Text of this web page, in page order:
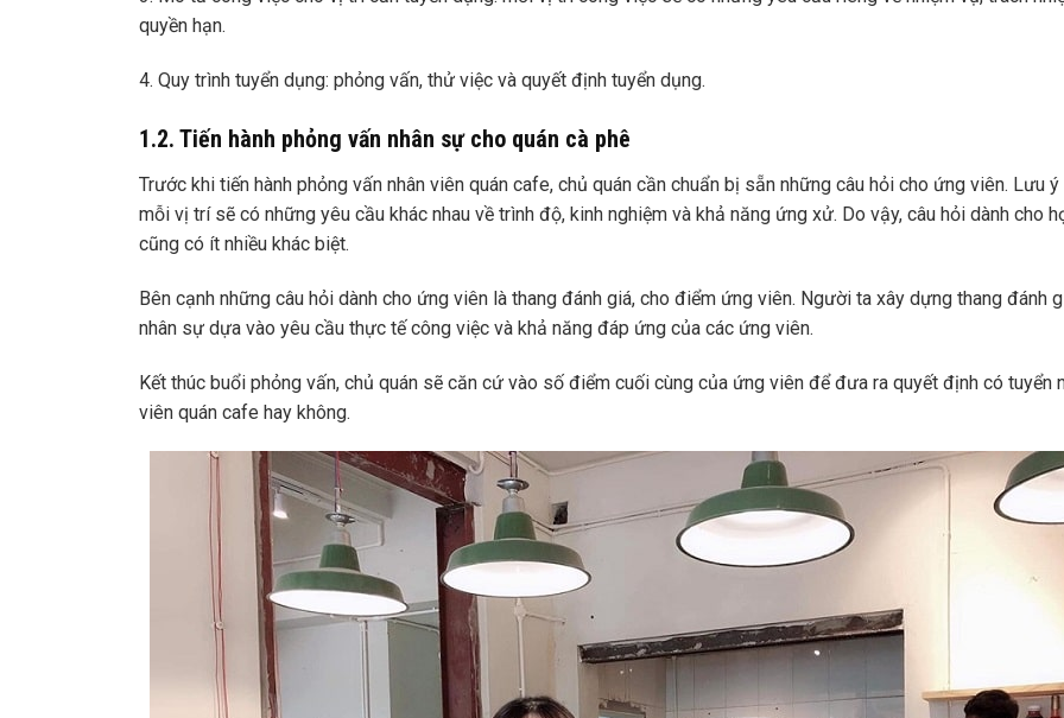
quyền hạn.
4. Quy trình tuyển dụng: phỏng vấn, thử việc và quyết định tuyển dụng.
1.2. Tiến hành phỏng vấn nhân sự cho quán cà phê
Trước khi tiến hành phỏng vấn nhân viên quán cafe, chủ quán cần chuẩn bị sẵn những câu hỏi cho ứng viên. Lưu ý
mỗi vị trí sẽ có những yêu cầu khác nhau về trình độ, kinh nghiệm và khả năng ứng xử. Do vậy, câu hỏi dành cho
cũng có ít nhiều khác biệt.
Bên cạnh những câu hỏi dành cho ứng viên là thang đánh giá, cho điểm ứng viên. Người ta xây dựng thang đánh
nhân sự dựa vào yêu cầu thực tế công việc và khả năng đáp ứng của các ứng viên.
Kết thúc buổi phỏng vấn, chủ quán sẽ căn cứ vào số điểm cuối cùng của ứng viên để đưa ra quyết định có tuyển
viên quán cafe hay không.